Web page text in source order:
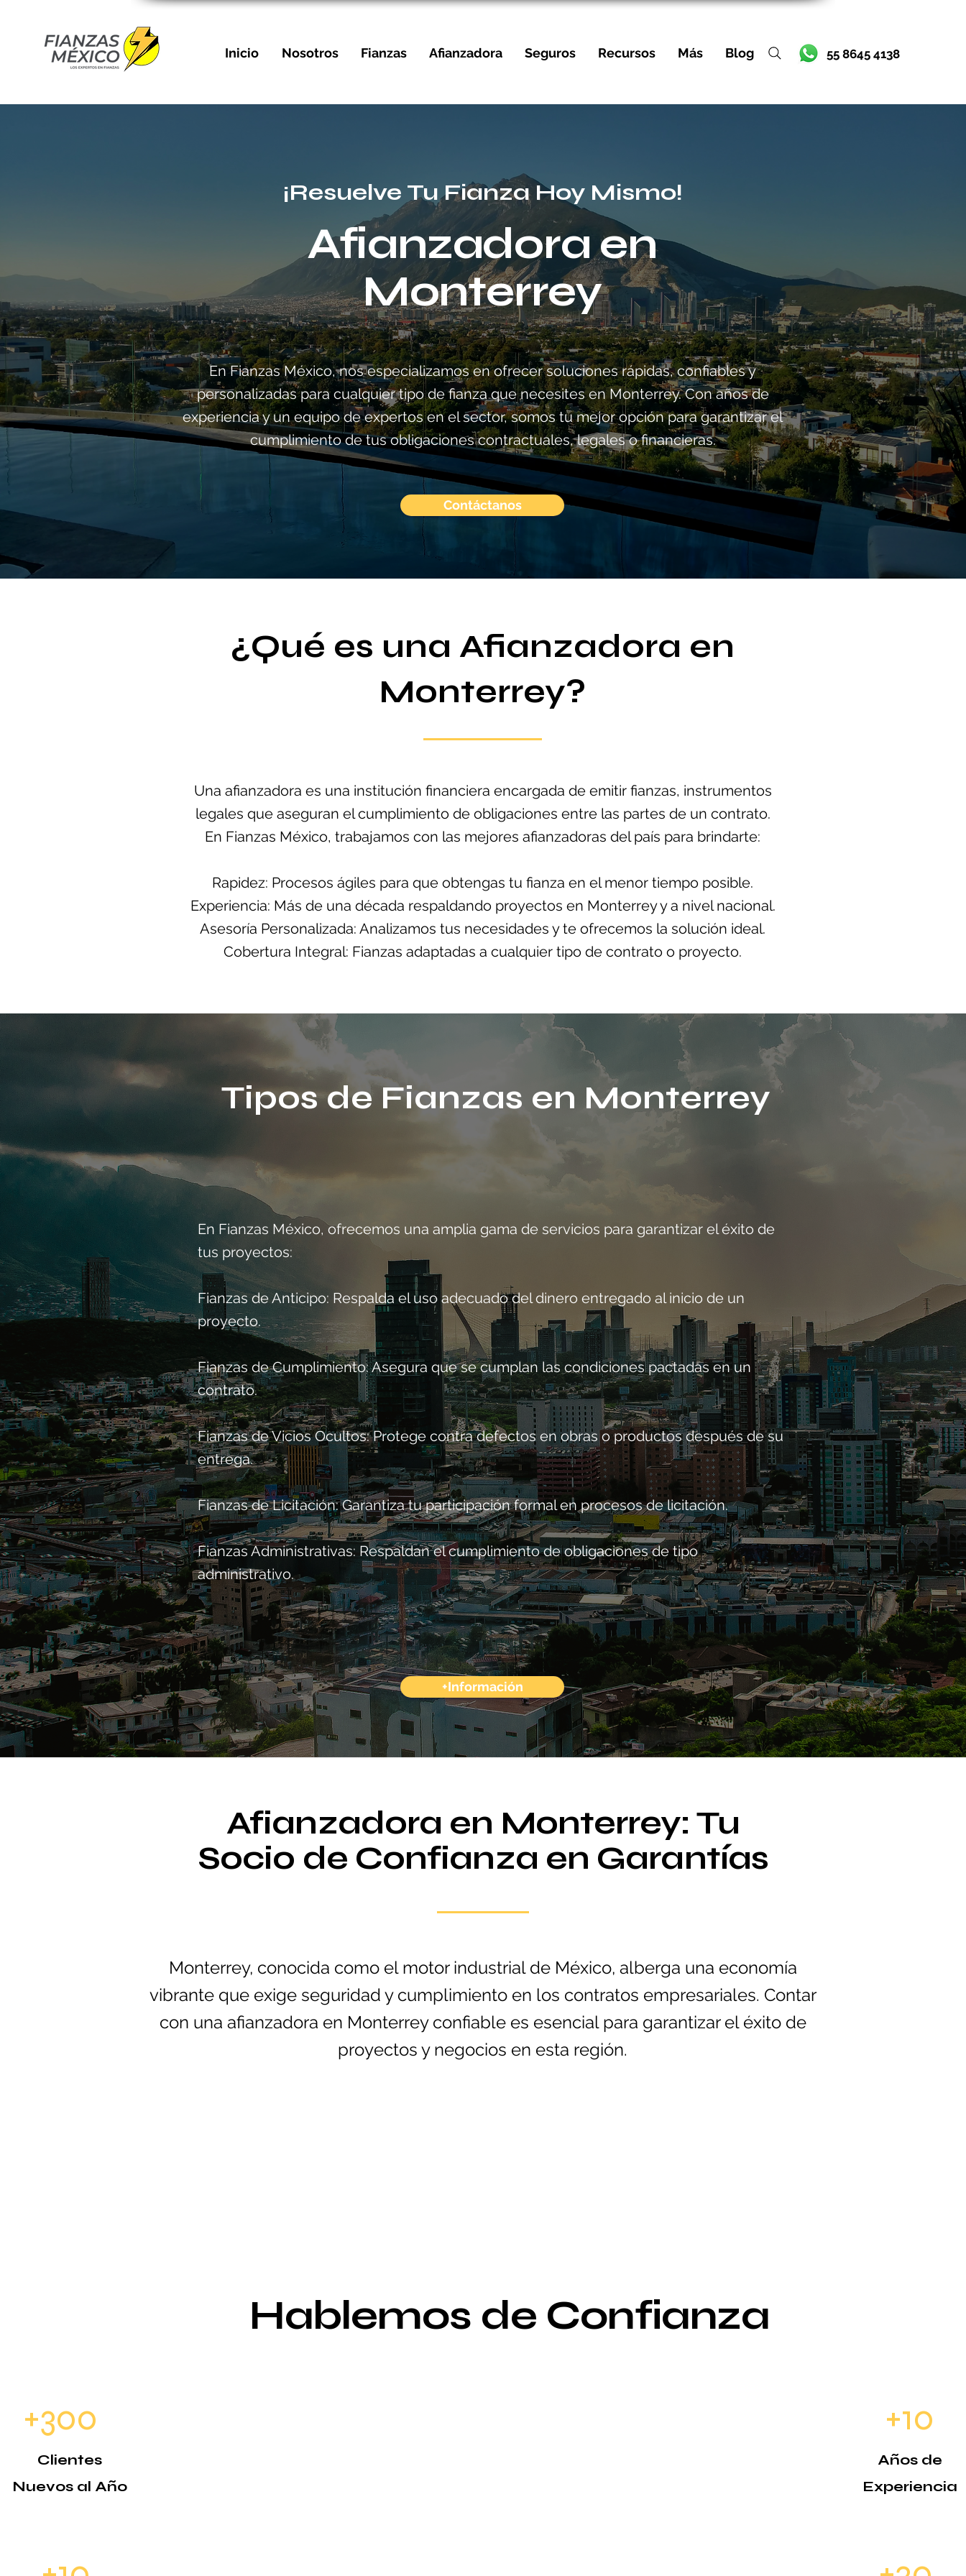
Inicio Nosotros Fianzas Afianzadora Seguros Recursos Más Blog 55 8645 4138
¡Resuelve Tu Fianza Hoy Mismo!
Afianzadora en
Monterrey
En Fianzas México, nos especializamos en ofrecer soluciones rápidas, confiables y
personalizadas para cualquier tipo de fianza que necesites en Monterrey. Con años de
experiencia y un equipo de expertos en el sector, somos tu mejor opción para garantizar el
cumplimiento de tus obligaciones contractuales, legales o financieras.
Contáctanos
¿Qué es una Afianzadora en
Monterrey?
Una afianzadora es una institución financiera encargada de emitir fianzas, instrumentos
legales que aseguran el cumplimiento de obligaciones entre las partes de un contrato.
En Fianzas México, trabajamos con las mejores afianzadoras del país para brindarte:
Rapidez: Procesos ágiles para que obtengas tu fianza en el menor tiempo posible.
Experiencia: Más de una década respaldando proyectos en Monterrey y a nivel nacional.
Asesoría Personalizada: Analizamos tus necesidades y te ofrecemos la solución ideal.
Cobertura Integral: Fianzas adaptadas a cualquier tipo de contrato o proyecto.
Tipos de Fianzas en Monterrey
En Fianzas México, ofrecemos una amplia gama de servicios para garantizar el éxito de
tus proyectos:
Fianzas de Anticipo: Respalda el uso adecuado del dinero entregado al inicio de un
proyecto.
Fianzas de Cumplimiento: Asegura que se cumplan las condiciones pactadas en un
contrato.
Fianzas de Vicios Ocultos: Protege contra defectos en obras o productos después de su
entrega.
Fianzas de Licitación: Garantiza tu participación formal en procesos de licitación.
Fianzas Administrativas: Respaldan el cumplimiento de obligaciones de tipo
administrativo.
+Información
Afianzadora en Monterrey: Tu
Socio de Confianza en Garantías
Monterrey, conocida como el motor industrial de México, alberga una economía
vibrante que exige seguridad y cumplimiento en los contratos empresariales. Contar
con una afianzadora en Monterrey confiable es esencial para garantizar el éxito de
proyectos y negocios en esta región.
Hablemos de Confianza
+300
Clientes
Nuevos al Año
+10
Años de
Experiencia